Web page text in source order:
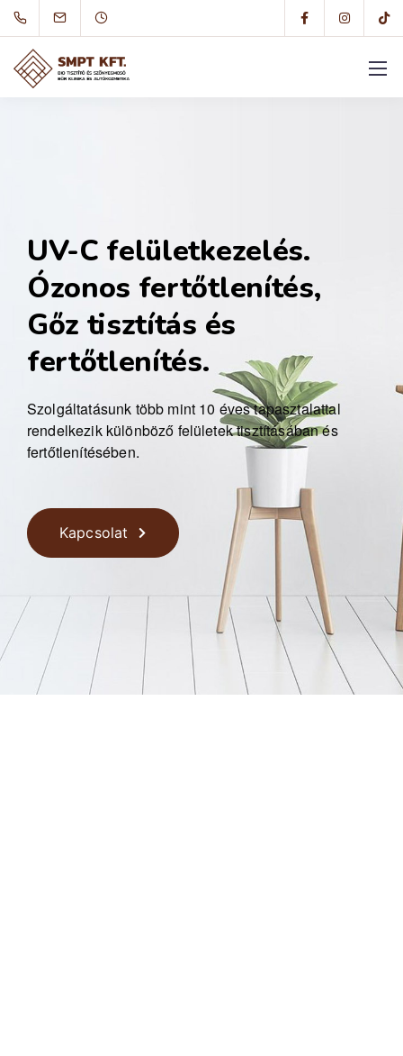
UV-C felületkezelés.
Ózonos fertőtlenítés,
Gőz tisztítás és
fertőtlenítés.
Szolgáltatásunk több mint 10 éves tapasztalattal
rendelkezikkülönböző felületek tisztításában és
fertőtlenítésében.
Kapcsolat